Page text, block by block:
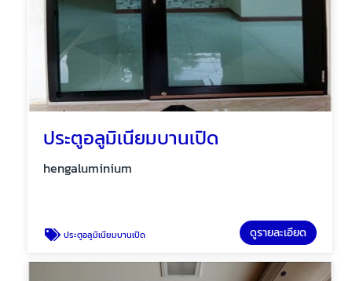
ประตูอลูมิเนียมบานเปิด
hengaluminium
ประตูอลูมิเนียมบานเปิด ดูรายละเอียด